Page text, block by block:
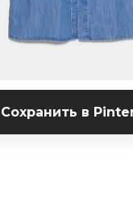
Сохранить в